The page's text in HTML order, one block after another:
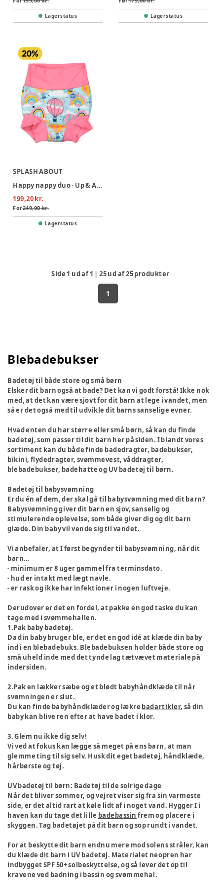
Lagerstatus Lagerstatus
SPLASH ABOUT
Happy nappy duo - Up & Away Pink
199,20 kr.
Før249,00 kr.
Lagerstatus
Side 1 ud af1 |25ud af25produkter
1
Blebadebukser
Badetøj til både store og små børn
Elsker dit barn også at bade? Det kan vi godt forstå! Ikke nok
med, at det kan være sjovt for dit barn at lege i vandet, men
så er det også med til udvikle dit barns sanselige evner.
Hvad enten du har større eller små børn, så kan du finde
badetøj, som passer til dit barn her på siden. I blandt vores
sortiment kan du både finde badedragter, badebukser,
bikini, flydedragter, svømmevest, våddragter,
blebadebukser, badehatte og UV badetøj til børn.
Badetøj til babysvømning
Er du én af dem, der skal gå til babysvømning med dit barn?
Babysvømning giver dit barn en sjov, sanselig og
stimulerende oplevelse, som både giver dig og dit barn
glæde. Din baby vil vende sig til vandet.
Vi anbefaler, at I først begynder til babysvømning, når dit
barn…
- minimum er 8 uger gammel fra terminsdato.
- hud er intakt med lægt navle.
- er rask og ikke har infektioner i nogen luftveje.
Derudover er det en fordel, at pakke en god taske du kan
tage med i svømmehallen.
1.Pak baby badetøj.
Da din baby bruger ble, er det en god idé at klæde din baby
ind i en blebadebuks. Blebadebuksen holder både store og
små uheld inde med det tynde lag tætvævet materiale på
indersiden.
2.Pak en lækker sæbe og et blødt babyhåndklæde til når
svømningen er slut.
Du kan finde babyhåndklæder og lækre badartikler, så din
baby kan blive ren efter at have badet i klor.
3. Glem nu ikke dig selv!
Vi ved at fokus kan lægge så meget på ens barn, at man
glemme ting til sig selv. Husk dit eget badetøj, håndklæde,
hårbørste og tøj.
UV badetøj til børn: Badetøj til de solrige dage
Når det bliver sommer, og vejret viser sig fra sin varmeste
side, er det altid rart at køle lidt af i noget vand. Hygger I i
haven kan du tage det lille badebassin frem og placere i
skyggen. Tag badetøjet på dit barn og sop rundt i vandet.
For at beskytte dit barn endnu mere mod solens stråler, kan
du klæde dit barn i UV badetøj. Materialet neopren har
indbygget SPF 50+ solbeskyttelse, og så lever det op til
kravene ved badning i bassin og svømmehal.